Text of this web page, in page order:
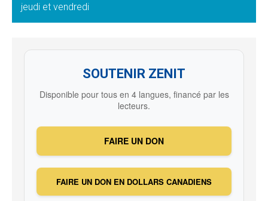
jeudi et vendredi
SOUTENIR ZENIT
Disponible pour tous en 4 langues, financé par les
lecteurs.
FAIRE UN DON
FAIRE UN DON EN DOLLARS CANADIENS